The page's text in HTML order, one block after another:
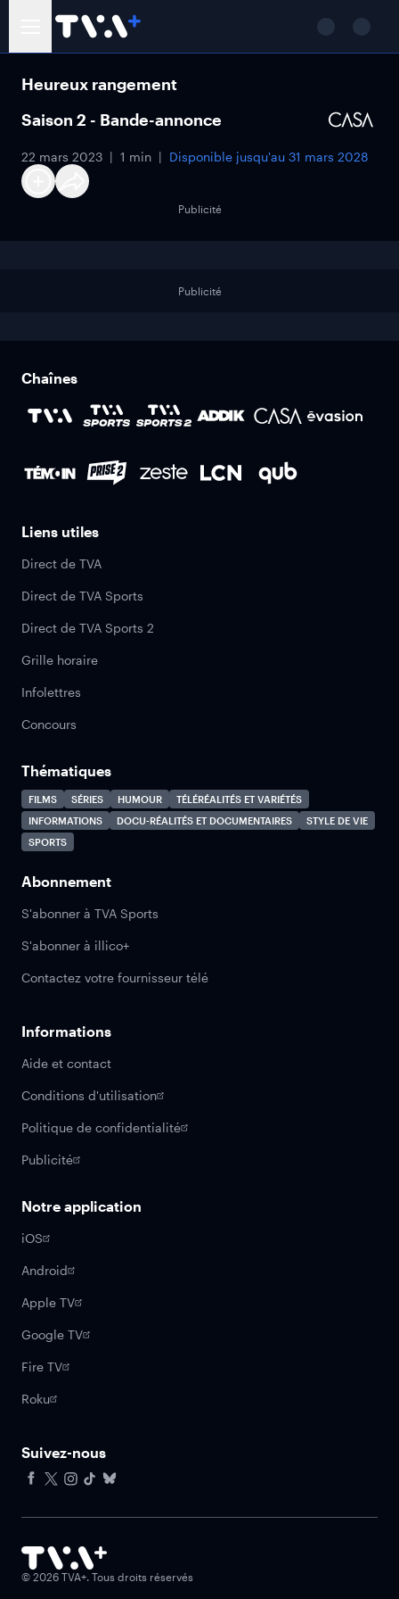
Heureux rangement
Saison 2 - Bande-annonce
22 mars 2023 1 min Disponible jusqu'au 31 mars 2028
Publicité
Publicité
Chaînes
Liens utiles
Direct de TVA
Direct de TVA Sports
Direct de TVA Sports 2
Grille horaire
Infolettres
Concours
Thématiques
FILMS SÉRIES HUMOUR
TÉLÉRÉALITÉS ET VARIÉTÉS
INFORMATIONS
DOCU-RÉALITÉS ET DOCUMENTAIRES
STYLE DE VIE
SPORTS
Abonnement
S'abonner à TVA Sports
S'abonner à illico+
Contactez votre fournisseur télé
Informations
Aide et contact
Conditions d'utilisation
Politique de confidentialité
Publicité
Notre application
iOS
Android
Apple TV
Google TV
Fire TV
Roku
Suivez-nous
© 2026 TVA+. Tous droits réservés